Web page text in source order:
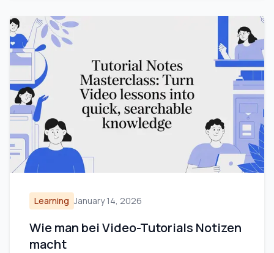
Learning January 14, 2026
Wie man bei Video-Tutorials Notizen
macht